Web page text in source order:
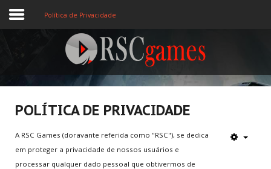
Registre-se
Home
Sobre
Política de Privacidade
POLÍTICA DE PRIVACIDADE
A RSC Games (doravante referida como "RSC"), se dedica
em proteger a privacidade de nossos usuários e
processar qualquer dado pessoal que obtivermos de